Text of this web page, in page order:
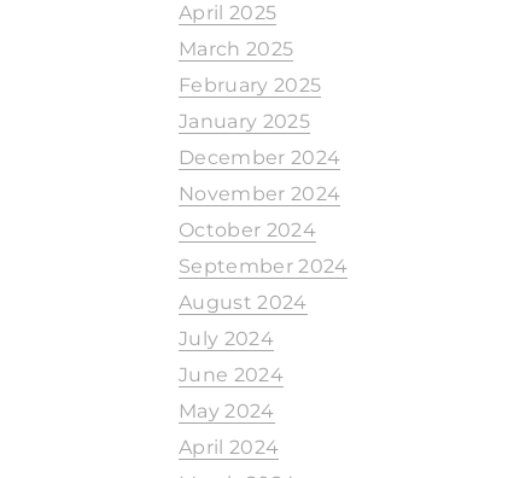
April 2025
March 2025
February 2025
January 2025
December 2024
November 2024
October 2024
September 2024
August 2024
July 2024
June 2024
May 2024
April 2024